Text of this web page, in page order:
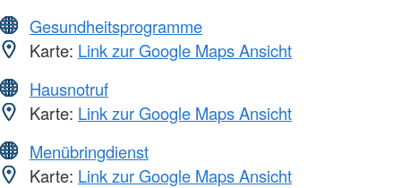
Gesundheitsprogramme
Karte: Link zur Google Maps Ansicht
Hausnotruf
Karte: Link zur Google Maps Ansicht
Menübringdienst
Karte: Link zur Google Maps Ansicht